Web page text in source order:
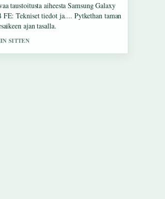
H&#038;M Home Irlanti:
verkkokauppa ja tuotevalikoima-
tuntuu luotettavalta ja